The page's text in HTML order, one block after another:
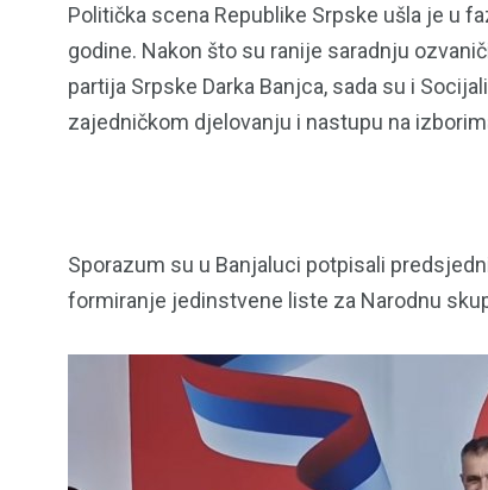
Politička scena Republike Srpske ušla je u
godine. Nakon što su ranije saradnju
partija Srpske Darka Banjca, sada su i
zajedničkom djelovanju i nastupu na
Sporazum su u Banjaluci potpisali
formiranje jedinstvene liste za Narodnu
153
OPŠTINE I GRADOVI